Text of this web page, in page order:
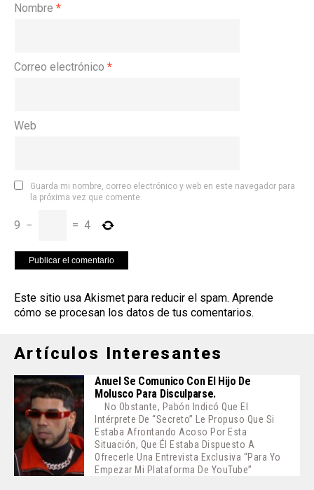
Nombre *
Correo electrónico *
Web
Guarda mi nombre, correo electrónico y web en este navegador para
la próxima vez que comente.
9 − = 4
Este sitio usa Akismet para reducir el spam. Aprende
cómo se procesan los datos de tus comentarios.
Artículos Interesantes
Anuel Se Comunico Con El Hijo De
Molusco Para Disculparse.
No Obstante, Pabón Indicó Que El
Intérprete De “Secreto” Le Propuso Que Si
Estaba Afrontando Acoso Por Esta
Situación, Que Él Estaba Dispuesto A
Ofrecerle Una Entrevista Exclusiva “para Yo
Empezar Mi Plataforma De YouTube”